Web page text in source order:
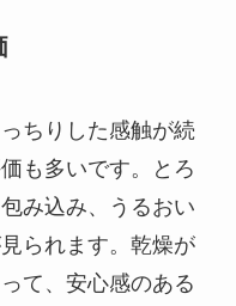
ちりした感触が続
も多いです。とろ
み込み、うるおい
られます。乾燥が
て、安心感のある